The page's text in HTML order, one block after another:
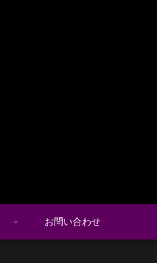
お問い合わせ